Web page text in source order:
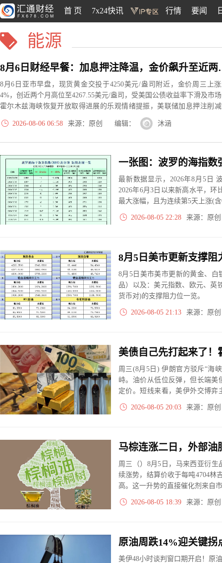
首 页 7x24快讯 行情 要闻
能源
8月6日财经早餐：
8月6日亚市早盘，现货黄金交投于4250美元/盎司附近，金价周三上
4%，创近两个月高位至4267.55美元/盎司，受美国公债收益率下滑及市
霍尔木兹海峡恢复开放取得进展的乐观情绪提振，美联储加息押注削
2026-08-06 06:58
来源：原创 编辑： 沐涵
最新数据显示，2026年8月5日
2026年6月3日以来新高水平，环
最大涨幅，且为连续第5天上涨(
2026-08-05 22:28 来源：原
8月5日美市美市更新的黄金、
品）以及：美元指数、欧元、英
货币对)的支撑阻力位一览。
2026-08-05 21:13 来源：原
周三(8月5日) 伊朗官方驳斥“海
峙。油价从低位反弹，但长端
定价。短线来看，美伊外交博
朗的强硬言论相互交火，令油价
2026-08-05 20:03 来源：原
马棕连涨二日，外部油
周三（）8月5日，马来西亚衍
续涨势，结算价收于每吨4704林
高。这一升势的直接催化剂来自
2026-08-05 18:39 来源：原
美伊48小时谈判窗口期开启！原